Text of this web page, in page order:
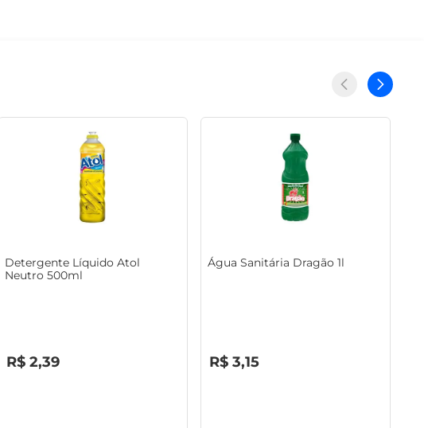
Detergente Líquido Atol
Neutro 500ml
R$ 2,39
Água Sanitária Dragão 1l
R$ 3,15